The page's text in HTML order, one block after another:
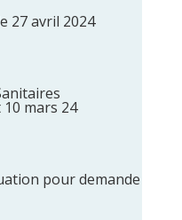
27 avril 2024
mars 24
pour demande